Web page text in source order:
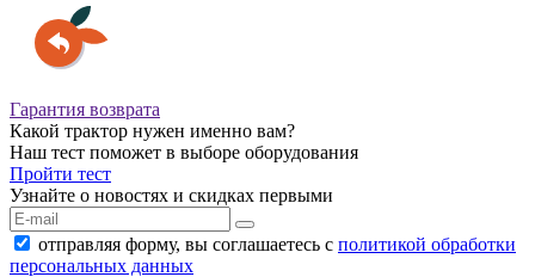
Гарантия возврата
Какой трактор нужен именно вам?
Наш тест поможет в выборе оборудования
Пройти тест
Узнайте о новостях и скидках первыми
отправляя форму, вы соглашаетесь с политикой обработки
персональных данных